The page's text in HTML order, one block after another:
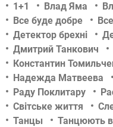
1+1 Влад Яма
Все буде добре
Детектор брехні
Дмитрий Танкович
Константин
Надежда Матвеева
Раду Поклитару
Світське життя
Танцы
Танцюють